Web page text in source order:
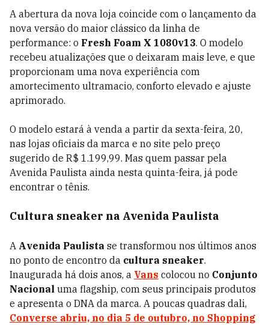
A abertura da nova loja coincide com o lançamento da
nova versão do maior clássico da linha de
performance: o Fresh Foam X 1080v13. O modelo
recebeu atualizações que o deixaram mais leve, e que
proporcionam uma nova experiência com
amortecimento ultramacio, conforto elevado e ajuste
aprimorado.
O modelo estará à venda a partir da sexta-feira, 20,
nas lojas oficiais da marca e no site pelo preço
sugerido de R$ 1.199,99. Mas quem passar pela
Avenida Paulista ainda nesta quinta-feira, já pode
encontrar o tênis.
Cultura sneaker na Avenida Paulista
A Avenida Paulista se transformou nos últimos anos
no ponto de encontro da cultura sneaker.
Inaugurada há dois anos, a Vans colocou no Conjunto
Nacional uma flagship, com seus principais produtos
e apresenta o DNA da marca. A poucas quadras dali,
Converse abriu, no dia 5 de outubro, no Shopping